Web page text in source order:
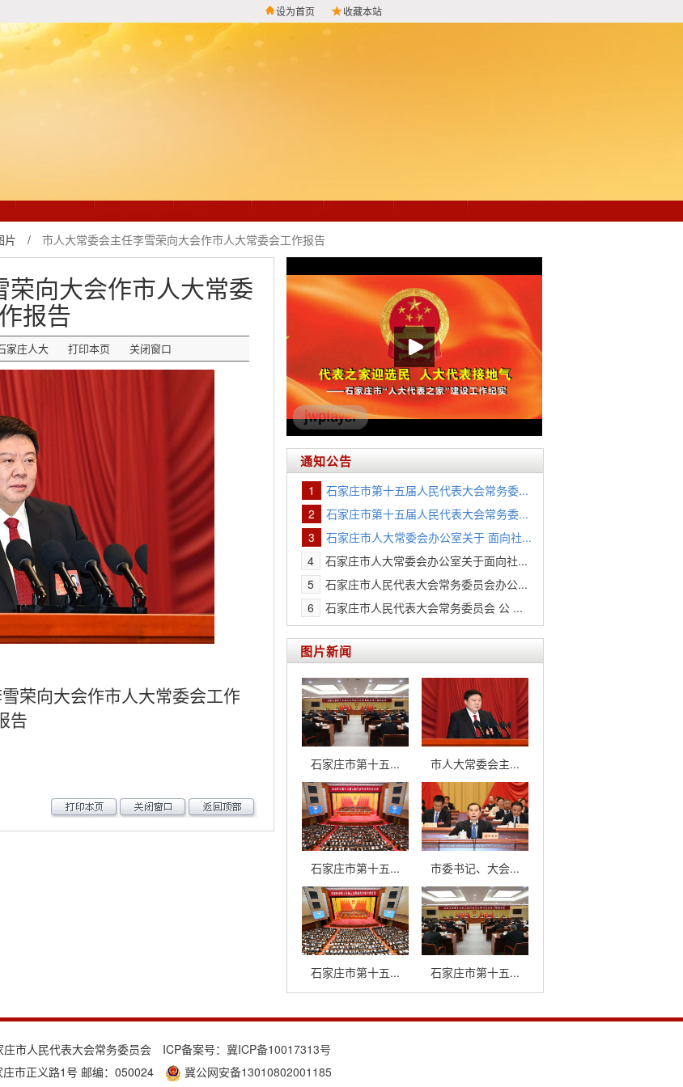
设为首页 收藏本站
片 / 市人大常委会主任李雪荣向大会作市人大常委会工作报告
向大会作市人大常委
报告
家庄人大 打印本页 关闭窗口
荣向大会作市人大常委会工作
告
通知公告
1
石家庄市第十五届人民代表大会常务委...
2
石家庄市第十五届人民代表大会常务委...
3
石家庄市人大常委会办公室关于 面向社...
4
石家庄市人大常委会办公室关于面向社...
5
石家庄市人民代表大会常务委员会办公...
6
石家庄市人民代表大会常务委员会 公 ...
图片新闻
石家庄市第十五... 市人大常委会主...
石家庄市第十五... 市委书记、大会...
石家庄市第十五... 石家庄市第十五...
庄市人民代表大会常务委员会 ICP备案号： 冀ICP备10017313号
庄市正义路1号 邮编：050024
冀公网安备13010802001185